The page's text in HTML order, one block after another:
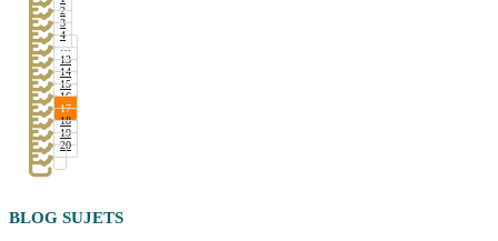
2
3
4
…
13
14
15
16
17
18
19
20
BLOG SUJETS